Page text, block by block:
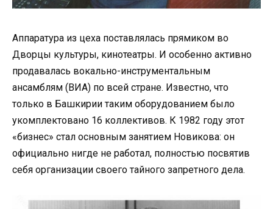
Аппаратура из цеха поставлялась прямиком во
Дворцы культуры, кинотеатры. И особенно активно
продавалась вокально-инструментальным
ансамблям (ВИА) по всей стране. Известно, что
только в Башкирии таким оборудованием было
укомплектовано 16 коллективов. К 1982 году этот
«бизнес» стал основным занятием Новикова: он
официально нигде не работал, полностью посвятив
себя организации своего тайного запретного дела.